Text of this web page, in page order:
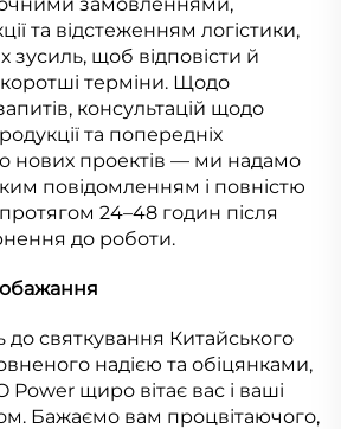
та відстеженням логістики,
зусиль, щоб відповісти й
терміни. Щодо
консультацій щодо
та попередніх
нових проектів — ми надамо
повідомленням і повністю
24–48 годин після
до роботи.
святкування Китайського
надією та обіцянками,
Power щиро вітає вас і ваші
Бажаємо вам процвітаючого,